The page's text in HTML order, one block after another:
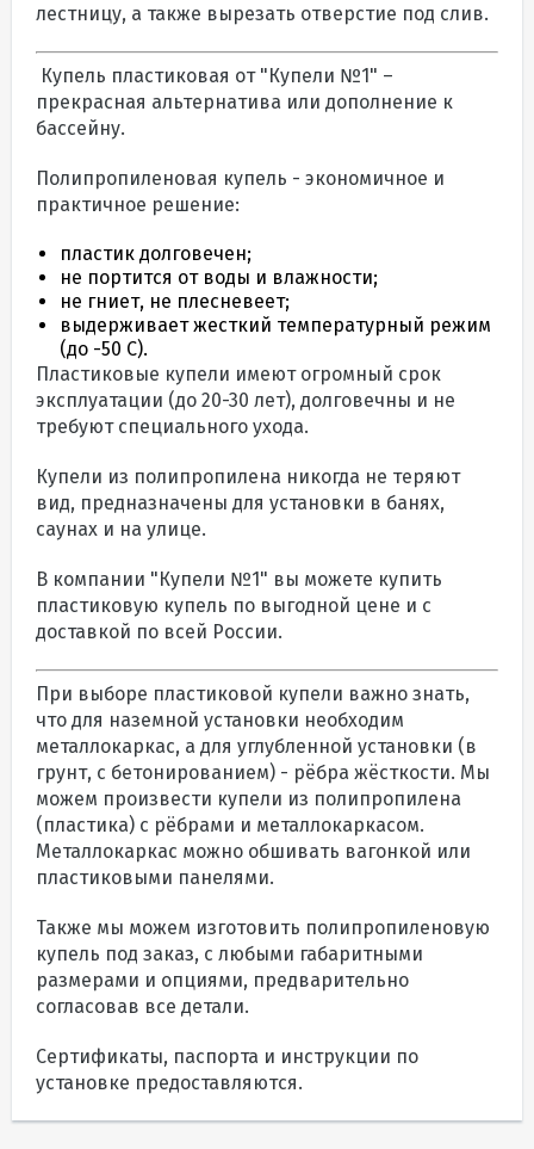
лестницу, а также вырезать отверстие под слив.
Купель пластиковая от "Купели №1" –
прекрасная альтернатива или дополнение к
бассейну.
Полипропиленовая купель - экономичное и
практичное решение:
пластик долговечен;
не портится от воды и влажности;
не гниет, не плесневеет;
выдерживает жесткий температурный режим
(до -50 С).
Пластиковые купели имеют огромный срок
эксплуатации (до 20-30 лет), долговечны и не
требуют специального ухода.
Купели из полипропилена никогда не теряют
вид, предназначены для установки в банях,
саунах и на улице.
В компании "Купели №1" вы можете купить
пластиковую купель по выгодной цене и с
доставкой по всей России.
При выборе пластиковой купели важно знать,
что для наземной установки необходим
металлокаркас, а для углубленной установки (в
грунт, с бетонированием) - рёбра жёсткости. Мы
можем произвести купели из полипропилена
(пластика) с рёбрами и металлокаркасом.
Металлокаркас можно обшивать вагонкой или
пластиковыми панелями.
Также мы можем изготовить полипропиленовую
купель под заказ, с любыми габаритными
размерами и опциями, предварительно
согласовав все детали.
Сертификаты, паспорта и инструкции по
установке предоставляются.